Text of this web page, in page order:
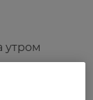
утром